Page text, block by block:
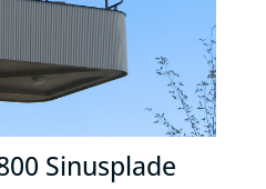
Sinusplade